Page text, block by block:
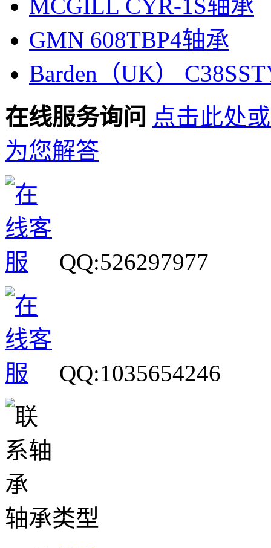
MCGILL CYR-1S轴承
GMN 608TBP4轴承
Barden（UK）
在线服务询问 点击此处
为您解答
QQ:526297977
QQ:1035654246
轴承类型